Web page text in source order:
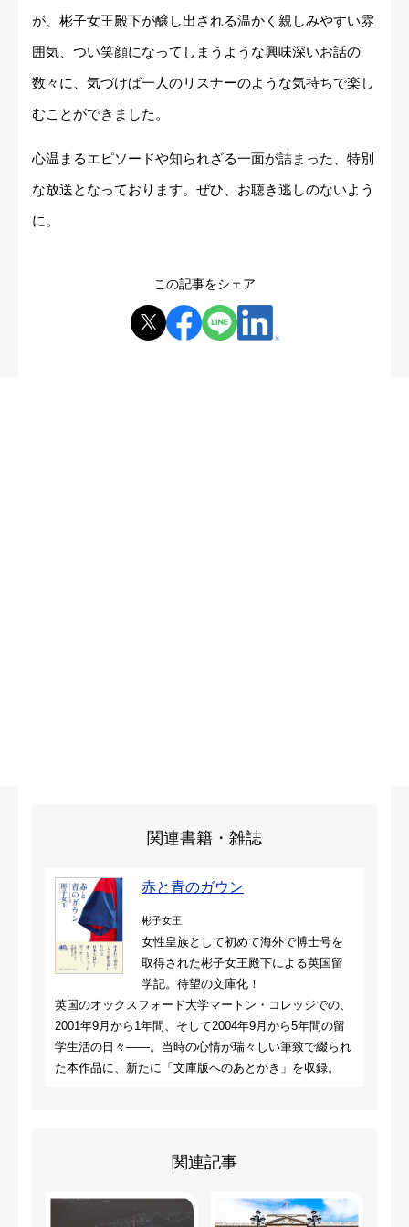
が、彬子女王殿下が醸し出される温かく親しみやすい雰
囲気、つい笑顔になってしまうような興味深いお話の
数々に、気づけば一人のリスナーのような気持ちで楽し
むことができました。
心温まるエピソードや知られざる一面が詰まった、特別
な放送となっております。ぜひ、お聴き逃しのないよう
に。
この記事をシェア
関連書籍・雑誌
赤と青のガウン
彬子女王
女性皇族として初めて海外で博士号を
取得された彬子女王殿下による英国留
学記。待望の文庫化！
英国のオックスフォード大学マートン・コレッジでの、
2001年9月から1年間、そして2004年9月から5年間の留
学生活の日々――。当時の心情が瑞々しい筆致で綴られ
た本作品に、新たに「文庫版へのあとがき」を収録。
関連記事